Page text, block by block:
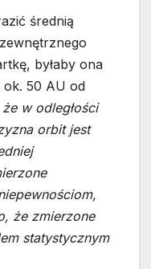
średnią
byłaby ona
ok. 50 AU od
w odległości
orbit jest
że zmierzone
statystycznym